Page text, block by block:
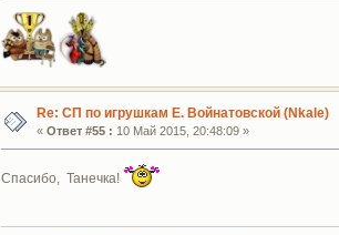
Re: СП по игрушкам Е. Войнатовской (Nkale)
« Ответ #55 : 10 Май 2015, 20:48:09 »
Спасибо, Танечка!